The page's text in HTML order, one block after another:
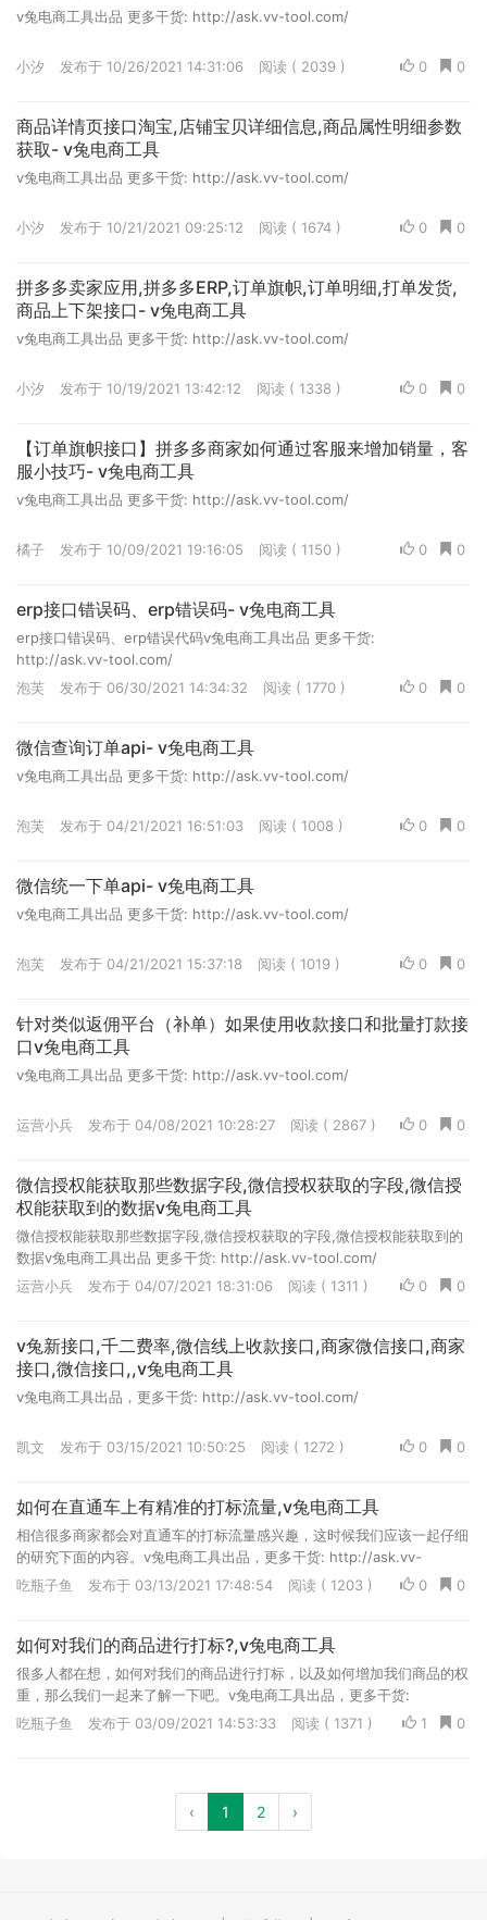
v兔电商工具出品 更多干货: http://ask.vv-tool.com/
0
0
小汐 发布于 10/26/2021 14:31:06 阅读 ( 2039 )
商品详情页接口淘宝,店铺宝贝详细信息,商品属性明细参数
获取- v兔电商工具
v兔电商工具出品 更多干货: http://ask.vv-tool.com/
0
0
小汐 发布于 10/21/2021 09:25:12 阅读 ( 1674 )
拼多多卖家应用,拼多多ERP,订单旗帜,订单明细,打单发货,
商品上下架接口- v兔电商工具
v兔电商工具出品 更多干货: http://ask.vv-tool.com/
0
0
小汐 发布于 10/19/2021 13:42:12 阅读 ( 1338 )
【订单旗帜接口】拼多多商家如何通过客服来增加销量，客
服小技巧- v兔电商工具
v兔电商工具出品 更多干货: http://ask.vv-tool.com/
0
0
橘子 发布于 10/09/2021 19:16:05 阅读 ( 1150 )
erp接口错误码、erp错误码- v兔电商工具
erp接口错误码、erp错误代码v兔电商工具出品 更多干货:
http://ask.vv-tool.com/
0
0
泡芙 发布于 06/30/2021 14:34:32 阅读 ( 1770 )
微信查询订单api- v兔电商工具
v兔电商工具出品 更多干货: http://ask.vv-tool.com/
0
0
泡芙 发布于 04/21/2021 16:51:03 阅读 ( 1008 )
微信统一下单api- v兔电商工具
v兔电商工具出品 更多干货: http://ask.vv-tool.com/
0
0
泡芙 发布于 04/21/2021 15:37:18 阅读 ( 1019 )
针对类似返佣平台（补单）如果使用收款接口和批量打款接
口v兔电商工具
v兔电商工具出品 更多干货: http://ask.vv-tool.com/
0
0
运营小兵 发布于 04/08/2021 10:28:27 阅读 ( 2867 )
微信授权能获取那些数据字段,微信授权获取的字段,微信授
权能获取到的数据v兔电商工具
微信授权能获取那些数据字段,微信授权获取的字段,微信授权能获取到的
数据v兔电商工具出品 更多干货: http://ask.vv-tool.com/
0
0
运营小兵 发布于 04/07/2021 18:31:06 阅读 ( 1311 )
v兔新接口,千二费率,微信线上收款接口,商家微信接口,商家
接口,微信接口,,v兔电商工具
v兔电商工具出品，更多干货: http://ask.vv-tool.com/
0
0
凯文 发布于 03/15/2021 10:50:25 阅读 ( 1272 )
如何在直通车上有精准的打标流量,v兔电商工具
相信很多商家都会对直通车的打标流量感兴趣，这时候我们应该一起仔细
的研究下面的内容。v兔电商工具出品，更多干货: http://ask.vv-
tool.com/
0
0
吃瓶子鱼 发布于 03/13/2021 17:48:54 阅读 ( 1203 )
如何对我们的商品进行打标?,v兔电商工具
很多人都在想，如何对我们的商品进行打标，以及如何增加我们商品的权
重，那么我们一起来了解一下吧。v兔电商工具出品，更多干货:
http://ask.vv-tool.com/
0
1
吃瓶子鱼 发布于 03/09/2021 14:53:33 阅读 ( 1371 )
‹ 1 2 ›